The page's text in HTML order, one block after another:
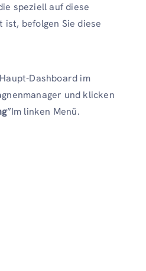
speziell auf diese
ist, befolgen Sie diese
Dashboard im
und klicken
”Im linken Menü.